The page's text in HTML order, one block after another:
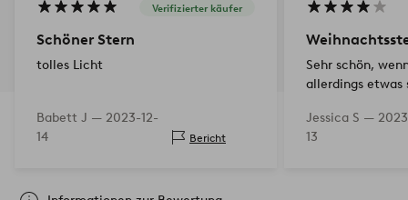
Verifizierter käufer
Schöner Stern
tolles Licht
Babett J — 2023-12-
14
Bericht
Sehr schön,
allerdings etwas
Jessica S —
13